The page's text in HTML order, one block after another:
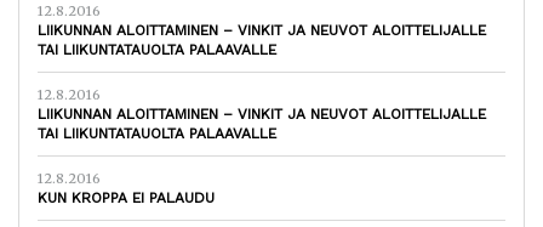
12.8.2016
LIIKUNNAN ALOITTAMINEN – VINKIT JA NEUVOT ALOITTELIJALLE
TAI LIIKUNTATAUOLTA PALAAVALLE
12.8.2016
LIIKUNNAN ALOITTAMINEN – VINKIT JA NEUVOT ALOITTELIJALLE
TAI LIIKUNTATAUOLTA PALAAVALLE
12.8.2016
KUN KROPPA EI PALAUDU